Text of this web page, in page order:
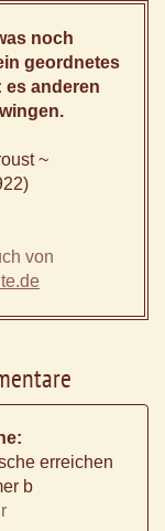
noch
geordnetes
es anderen
~
von
erreichen
b